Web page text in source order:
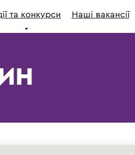
та конкурси Наші вакансії